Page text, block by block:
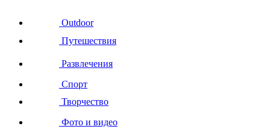
Outdoor
Путешествия
Развлечения
Спорт
Творчество
Фото и видео